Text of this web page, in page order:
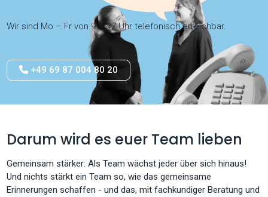
Wir sind Mo – Fr von 9 – 17 Uhr telefonisch erreichbar.
+49 69 87 004 80 20
Darum wird es euer Team lieben
Gemeinsam stärker: Als Team wächst jeder über sich hinaus!
Und nichts stärkt ein Team so, wie das gemeinsame
Erinnerungen schaffen - und das, mit fachkundiger Beratung und